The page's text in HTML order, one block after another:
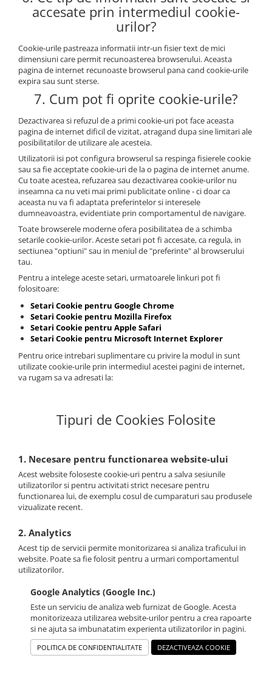
accesate prin intermediul cookie-
urilor?
Cookie-urile pastreaza informatii intr-un fisier text de mici
dimensiuni care permit recunoasterea browserului. Aceasta
pagina de internet recunoaste browserul pana cand cookie-urile
expira sau sunt sterse.
7. Cum pot fi oprite cookie-urile?
Dezactivarea si refuzul de a primi cookie-uri pot face aceasta
pagina de internet dificil de vizitat, atragand dupa sine limitari ale
posibilitatilor de utilizare ale acesteia.
Utilizatorii isi pot configura browserul sa respinga fisierele cookie
sau sa fie acceptate cookie-uri de la o pagina de internet anume.
Cu toate acestea, refuzarea sau dezactivarea cookie-urilor nu
inseamna ca nu veti mai primi publicitate online - ci doar ca
aceasta nu va fi adaptata preferintelor si interesele
dumneavoastra, evidentiate prin comportamentul de navigare.
Toate browserele moderne ofera posibilitatea de a schimba
setarile cookie-urilor. Aceste setari pot fi accesate, ca regula, in
sectiunea "optiuni" sau in meniul de "preferinte" al browserului
tau.
Pentru a intelege aceste setari, urmatoarele linkuri pot fi
folositoare:
Setari Cookie pentru Google Chrome
Setari Cookie pentru Mozilla Firefox
Setari Cookie pentru Apple Safari
Setari Cookie pentru Microsoft Internet Explorer
Pentru orice intrebari suplimentare cu privire la modul in sunt
utilizate cookie-urile prin intermediul acestei pagini de internet,
va rugam sa va adresati la:
Tipuri de Cookies Folosite
1. Necesare pentru functionarea website-ului
Acest website foloseste cookie-uri pentru a salva sesiunile
utilizatorilor si pentru activitati strict necesare pentru
functionarea lui, de exemplu cosul de cumparaturi sau produsele
vizualizate recent.
2. Analytics
Acest tip de servicii permite monitorizarea si analiza traficului in
website. Poate sa fie folosit pentru a urmari comportamentul
utilizatorilor.
Google Analytics (Google Inc.)
Este un serviciu de analiza web furnizat de Google. Acesta
monitorizeaza utilizarea website-urilor pentru a crea rapoarte
si ne ajuta sa imbunatatim experienta utilizatorilor in pagini.
POLITICA DE CONFIDENTIALITATE DEZACTIVEAZA COOKIE